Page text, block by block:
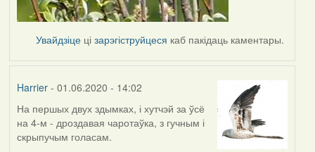
Увайдзіце цізарэгіструйцеся каб пакідаць каментары.
Harrier- 01.06.2020 - 14:02
In
reply
to
На першых двух здымках, і хутчэй за ўсё
на 4-м - дроздавая чаротаўка, з гучным і
скрыпучым голасам.